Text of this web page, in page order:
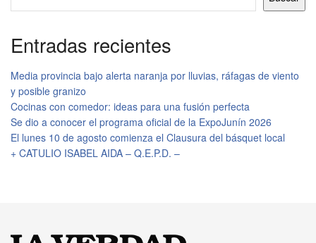
Entradas recientes
Media provincia bajo alerta naranja por lluvias, ráfagas de viento
y posible granizo
Cocinas con comedor: ideas para una fusión perfecta
Se dio a conocer el programa oficial de la ExpoJunín 2026
El lunes 10 de agosto comienza el Clausura del básquet local
+ CATULIO ISABEL AIDA – Q.E.P.D. –